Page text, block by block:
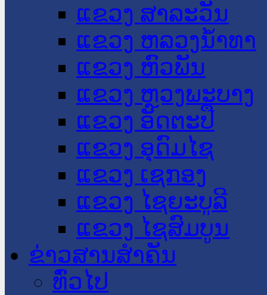
ແຂວງ ສາລະວັນ
ແຂວງ ຫລວງນໍ້າທາ
ແຂວງ ຫົວພັນ
ແຂວງ ຫຼວງພະບາງ
ແຂວງ ອັດຕະປື
ແຂວງ ອຸດົມໄຊ
ແຂວງ ເຊກອງ
ແຂວງ ໄຊຍະບູລີ
ແຂວງ ໄຊສົມບູນ
ຂ່າວສານສໍາຄັນ
​ທົ່ວ​ໄປ